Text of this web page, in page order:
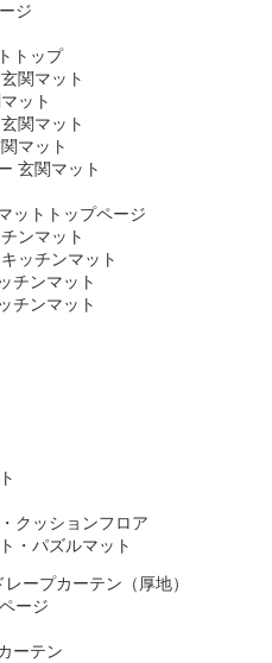
ジ
トップ
関マット
ット
関マット
マット
玄関マット
ットトップページ
ンマット
ッチンマット
チンマット
チンマット
クッションフロア
・パズルマット
レープカーテン（厚地）
ージ
ーテン